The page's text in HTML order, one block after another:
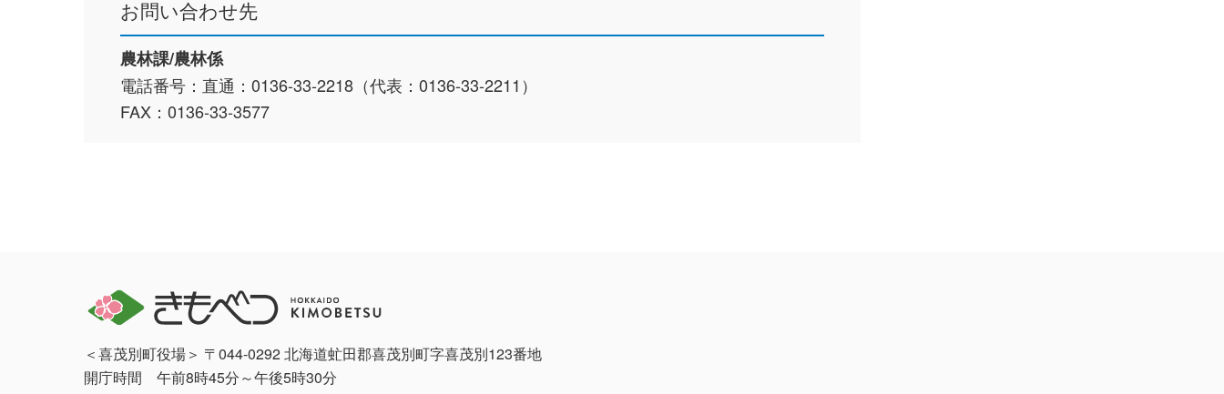
お問い合わせ先
農林課/農林係
電話番号：直通：0136-33-2218（代表：0136-33-2211）
FAX：0136-33-3577
＜喜茂別町役場＞ 〒044-0292 北海道虻田郡喜茂別町字喜茂別123番地
開庁時間 午前8時45分～午後5時30分